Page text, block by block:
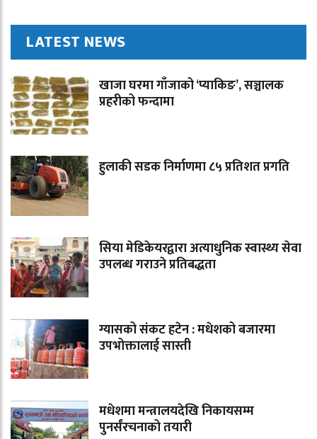
LATEST NEWS
खाजा घरमा गाँजाको ‘प्याकिङ’, सञ्चालक
प्रहरीको फन्दामा
हुलाकी सडक निर्माणमा ८५ प्रतिशत प्रगति
सिया मेडिकेयरद्वारा अत्याधुनिक स्वास्थ्य सेवा
उपलब्ध गराउने प्रतिबद्धता
ग्यासको संकट हटेन : मधेशको बजारमा
उपभोक्तालाई सास्ती
मधेशमा मन्त्रालयदेखि निकायसम्म
पुनर्संरचनाको तयारी